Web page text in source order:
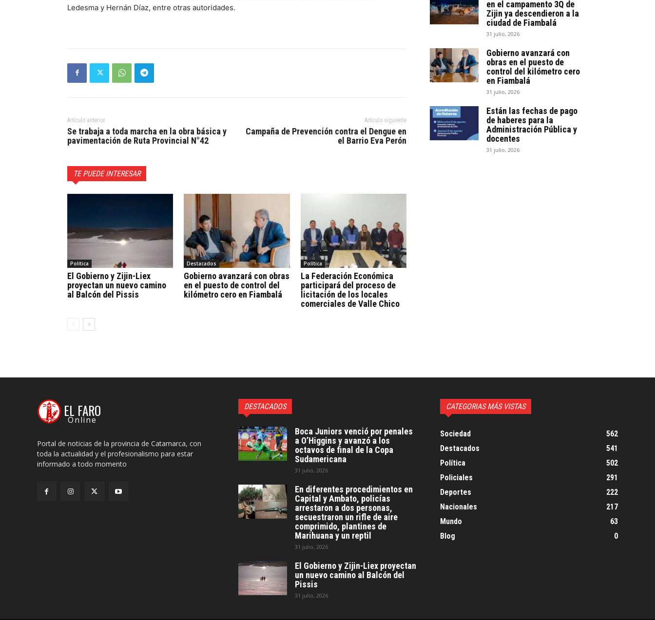
Ledesma y Hernán Díaz, entre otras autoridades.
Artículo anterior
Se trabaja a toda marcha en la obra básica y
pavimentación de Ruta Provincial N°42
Artículo siguiente
Campaña de Prevención contra el Dengue en
el Barrio Eva Perón
TE PUEDE INTERESAR
Política
El Gobierno y Zijin-Liex
proyectan un nuevo camino
al Balcón del Pissis
Destacados
Gobierno avanzará con obras
en el puesto de control del
kilómetro cero en Fiambalá
Política
La Federación Económica
participará del proceso de
licitación de los locales
comerciales de Valle Chico
en el campamento 3Q de
Zijin ya descendieron a la
ciudad de Fiambalá
31 julio, 2026
Gobierno avanzará con
obras en el puesto de
control del kilómetro cero
en Fiambalá
31 julio, 2026
Están las fechas de pago
de haberes para la
Administración Pública y
docentes
31 julio, 2026
EL FARO
Online
Portal de noticias de la provincia de Catamarca, con
toda la actualidad y el profesionalismo para estar
informado a todo momento
DESTACADOS
Boca Juniors venció por penales
a O’Higgins y avanzó a los
octavos de final de la Copa
Sudamericana
31 julio, 2026
En diferentes procedimientos en
Capital y Ambato, policías
arrestaron a dos personas,
secuestraron un rifle de aire
comprimido, plantines de
Marihuana y un reptil
31 julio, 2026
El Gobierno y Zijin-Liex proyectan
un nuevo camino al Balcón del
Pissis
31 julio, 2026
CATEGORIAS MÁS VISTAS
Sociedad
562
Destacados
541
Política
502
Policiales
291
Deportes
222
Nacionales
217
Mundo
63
Blog
0